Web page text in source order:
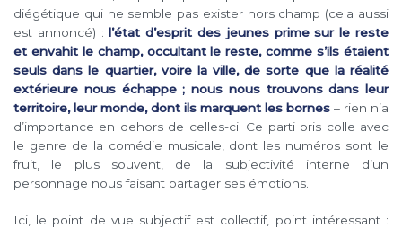
diégétique qui ne semble pas exister hors champ (cela aussi
est annoncé) :l’état d’esprit des jeunes prime sur le reste
et envahit le champ, occultant le reste, comme s’ils étaient
seuls dans le quartier, voire la ville, de sorte que la réalité
extérieure nous échappe ; nous nous trouvons dans leur
territoire, leur monde, dont ils marquent les bornes – rien n’a
d’importance en dehors de celles-ci. Ce parti pris colle avec
le genre de la comédie musicale, dont les numéros sont le
fruit, le plus souvent, de la subjectivité interne d’un
personnage nous faisant partager ses émotions.
Ici, le point de vue subjectif est collectif, point intéressant :